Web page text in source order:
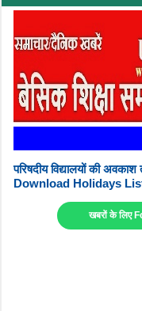
परिषदीय विद्यालयों की
Download Holidays
खबरों के लिए